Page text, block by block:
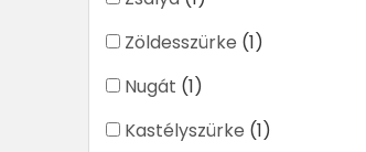
Zöldesszürke (1)
Nugát (1)
Kastélyszürke (1)